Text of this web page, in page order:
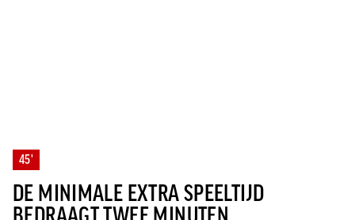
45'
DE MINIMALE EXTRA SPEELTIJD